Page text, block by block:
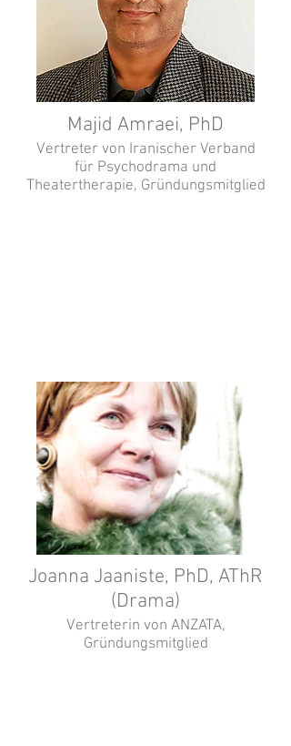
Majid Amraei, PhD
Vertreter von Iranischer Verband
für Psychodrama und
Theatertherapie, Gründungsmitglied
Joanna Jaaniste, PhD, AThR
(Drama)
Vertreterin von ANZATA,
Gründungsmitglied